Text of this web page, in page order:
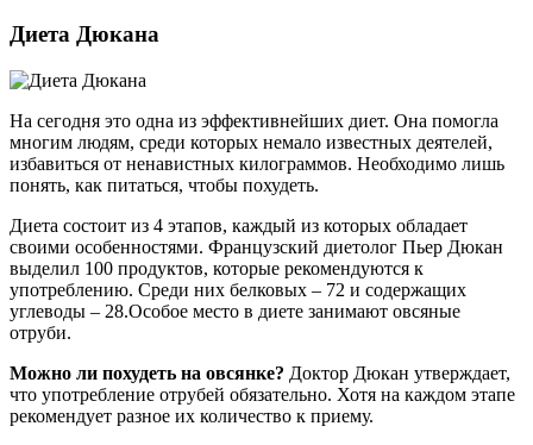
Диета Дюкана
На сегодня это одна из эффективнейших диет. Она помогла
многим людям, среди которых немало известных деятелей,
избавиться от ненавистных килограммов. Необходимо лишь
понять, как питаться, чтобы похудеть.
Диета состоит из 4 этапов, каждый из которых обладает
своими особенностями. Французский диетолог Пьер Дюкан
выделил 100 продуктов, которые рекомендуются к
употреблению. Среди них белковых – 72 и содержащих
углеводы – 28.Особое место в диете занимают овсяные
отруби.
Можно ли похудеть на овсянке? Доктор Дюкан утверждает,
что употребление отрубей обязательно. Хотя на каждом этапе
рекомендует разное их количество к приему.